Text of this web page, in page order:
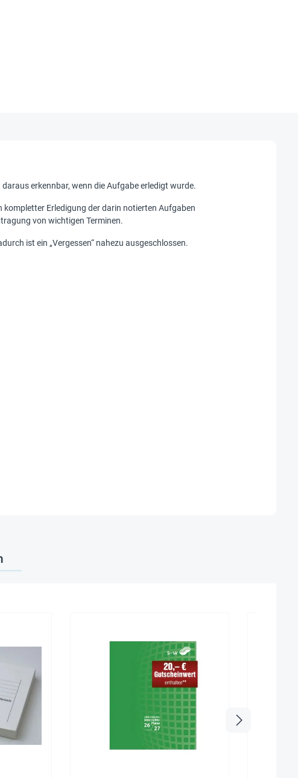
daraus erkennbar, wenn die Aufgabe erledigt wurde.
kompletter Erledigung der darin notierten Aufgaben
von wichtigen Terminen.
ist ein „Vergessen“ nahezu ausgeschlossen.